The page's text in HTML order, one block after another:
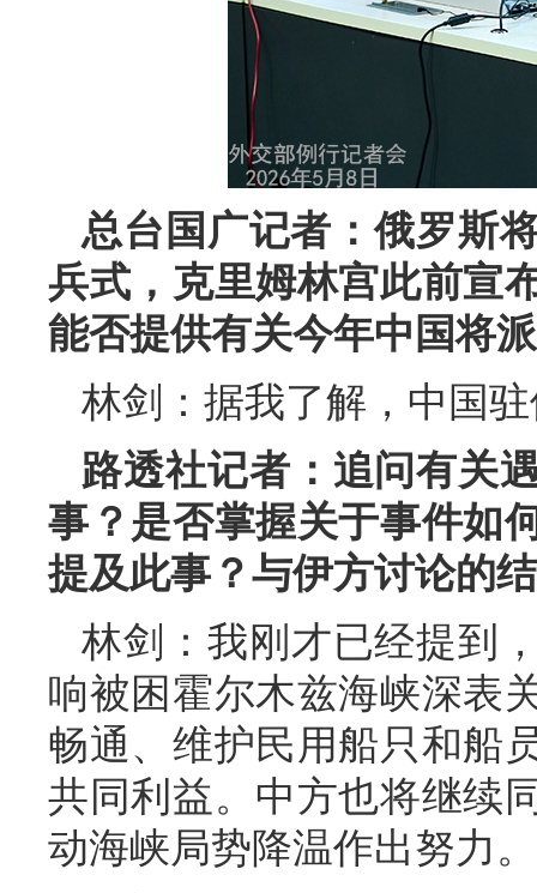
总台国广记者：俄罗斯
兵式，克里姆林宫此前宣
能否提供有关今年中国将
林剑：据我了解，中国
路透社记者：追问有关
事？是否掌握关于事件如
提及此事？与伊方讨论的
林剑：我刚才已经提到
响被困霍尔木兹海峡深表
畅通、维护民用船只和船
共同利益。中方也将继续
动海峡局势降温作出努力。